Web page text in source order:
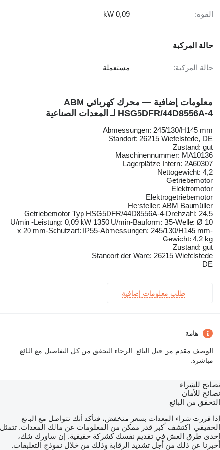
القوة: 0,09 kW
حالة المركبة
حالة المركبة: مستعملة
معلومات إضافية — محرك كهربائي ABM
HSG5DFR/44D8556A-4 لـ المعدات الصناعية
Abmessungen: 245/130/H145 mm
Standort: 26215 Wiefelstede, DE
Zustand: gut
Maschinennummer: MA10136
Lagerplätze Intern: 2A60307
Nettogewicht: 4,2
Getriebemotor
Elektromotor
Elektrogetriebemotor
Hersteller: ABM Baumüller
Getriebemotor Typ HSG5DFR/44D8556A-4-Drehzahl: 24,5
U/min -Leistung: 0,09 kW 1350 U/min-Bauform: B5-Welle: Ø 10
x 20 mm-Schutzart: IP55-Abmessungen: 245/130/H145 mm-
Gewicht: 4,2 kg
Zustand: gut
Standort der Ware: 26215 Wiefelstede
DE
طلب معلومات إضافية
هامة
الوصف مقدم من قبل البائع. الرجاء التحقق من كل التفاصيل مع البائع
مباشرة.
نصائح للشراء
نصائح للأمان
التحقق من البائع
إذا قررت شراء المعدات بسعر منخفض، فتأكد أنك تتواصل مع البائع
الحقيقي. اكتشف أكبر قدر ممكن من المعلومات عن مالك المعدات. تتمثل
إحدى طرق الغش في تقديم نفسك كشركة حقيقية. إن ساورك شك،
أخبرنا عن ذلك من أجل تشديد الرقابة وذلك من خلال نموذج التعليقات.